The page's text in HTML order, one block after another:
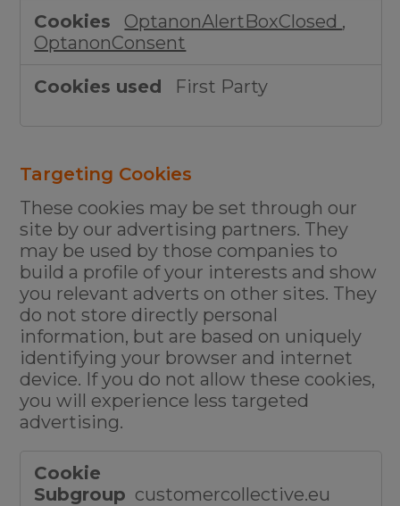
OptanonAlertBoxClosed ,
OptanonConsent
First Party
Targeting Cookies
These cookies may be set through our
site by our advertising partners. They
may be used by those companies to
build a profile of your interests and show
you relevant adverts on other sites. They
do not store directly personal
information, but are based on uniquely
identifying your browser and internet
device. If you do not allow these cookies,
you will experience less targeted
advertising.
Targeting
Cookies
customercollective.eu